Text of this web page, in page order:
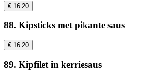
€ 16.20
88. Kipsticks met pikante saus
€ 16.20
89. Kipfilet in kerriesaus